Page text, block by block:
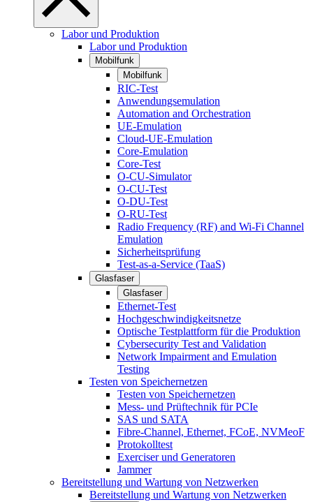
Labor und Produktion
Labor und Produktion
Mobilfunk
Mobilfunk
RIC-Test
Anwendungsemulation
Automation and Orchestration
UE-Emulation
Cloud-UE-Emulation
Core-Emulation
Core-Test
O-CU-Simulator
O-CU-Test
O-DU-Test
O-RU-Test
Radio Frequency (RF) and Wi-Fi Channel
Emulation
Sicherheitsprüfung
Test-as-a-Service (TaaS)
Glasfaser
Glasfaser
Ethernet-Test
Hochgeschwindigkeitsnetze
Optische Testplattform für die Produktion
Cybersecurity Test and Validation
Network Impairment and Emulation
Testing
Testen von Speichernetzen
Testen von Speichernetzen
Mess- und Prüftechnik für PCIe
SAS und SATA
Fibre-Channel, Ethernet, FCoE, NVMeoF
Protokolltest
Exerciser und Generatoren
Jammer
Bereitstellung und Wartung von Netzwerken
Bereitstellung und Wartung von Netzwerken